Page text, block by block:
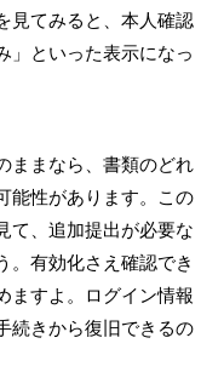
見てみると、本人確認
」といった表示になっ
ままなら、書類のどれ
能性があります。この
て、追加提出が必要な
。有効化さえ確認でき
ますよ。ログイン情報
続きから復旧できるの